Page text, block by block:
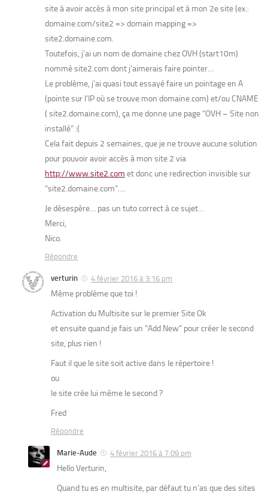
site à avoir accès à mon site principal et à mon 2e site (ex.:
domaine.com/site2 => domain mapping =>
site2.domaine.com.
Toutefois, j’ai un nom de domaine chez OVH (start10m)
nommé site2.com dont j’aimerais faire pointer…
Le problème, j’ai quasi tout essayé faire un pointage en A
(pointe sur l’IP où se trouve mon domaine.com) et/ou CNAME
( site2.domaine.com), ça me donne une page “OVH – Site non
installé” :(
Cela fait depuis 2 semaines, que je ne trouve aucune solution
pour pouvoir avoir accès à mon site 2 via
http://www.site2.com et donc une redirection invisible sur
“site2.domaine.com”….
Je désespère… pas un tuto correct à ce sujet…
Merci,
Nico.
Répondre
verturin 4 février 2016 à 3:16 pm
Même problème que toi !
Activation du Multisite sur le premier Site Ok
et ensuite quand je fais un “Add New” pour créer le second
site, plus rien !
Faut il que le site soit active dans le répertoire !
ou
le site crée lui même le second ?
Fred
Répondre
Marie-Aude 4 février 2016 à 7:09 pm
Hello Verturin,
Quand tu es en multisite, par défaut tu n’as que des sites